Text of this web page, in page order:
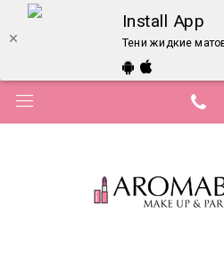
Install App
Тени жидкие